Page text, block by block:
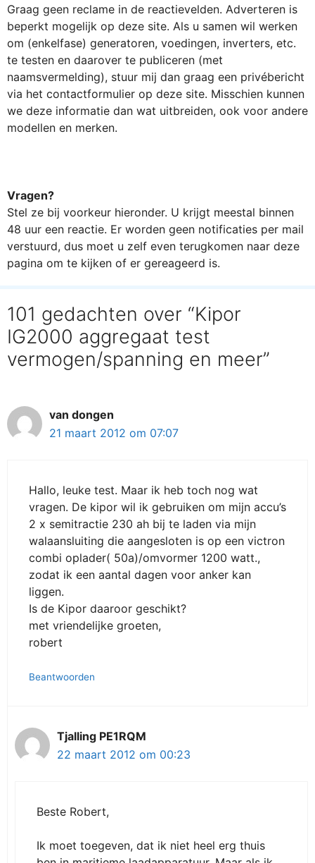
Graag geen reclame in de reactievelden. Adverteren is
beperkt mogelijk op deze site. Als u samen wil werken
om (enkelfase) generatoren, voedingen, inverters, etc.
te testen en daarover te publiceren (met
naamsvermelding), stuur mij dan graag een privébericht
via het contactformulier op deze site. Misschien kunnen
we deze informatie dan wat uitbreiden, ook voor andere
modellen en merken.
Vragen?
Stel ze bij voorkeur hieronder. U krijgt meestal binnen
48 uur een reactie. Er worden geen notificaties per mail
verstuurd, dus moet u zelf even terugkomen naar deze
pagina om te kijken of er gereageerd is.
101 gedachten over “Kipor
IG2000 aggregaat test
vermogen/spanning en meer”
van dongen
21 maart 2012 om 07:07
Hallo, leuke test. Maar ik heb toch nog wat
vragen. De kipor wil ik gebruiken om mijn accu’s
2 x semitractie 230 ah bij te laden via mijn
walaansluiting die aangesloten is op een victron
combi oplader( 50a)/omvormer 1200 watt.,
zodat ik een aantal dagen voor anker kan
liggen.
Is de Kipor daaroor geschikt?
met vriendelijke groeten,
robert
Beantwoorden
Tjalling PE1RQM
22 maart 2012 om 00:23
Beste Robert,
Ik moet toegeven, dat ik niet heel erg thuis